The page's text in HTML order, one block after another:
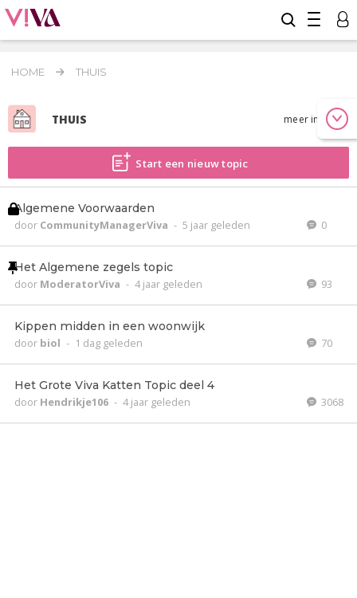
HOME THUIS
THUIS meer info
Start een nieuw topic
Algemene Voorwaarden
door CommunityManagerViva - 5 jaar geleden 0
Het Algemene zegels topic
door ModeratorViva - 4 jaar geleden 93
Kippen midden in een woonwijk
door biol - 1 dag geleden 70
Het Grote Viva Katten Topic deel 4
door Hendrikje106 - 4 jaar geleden 3068